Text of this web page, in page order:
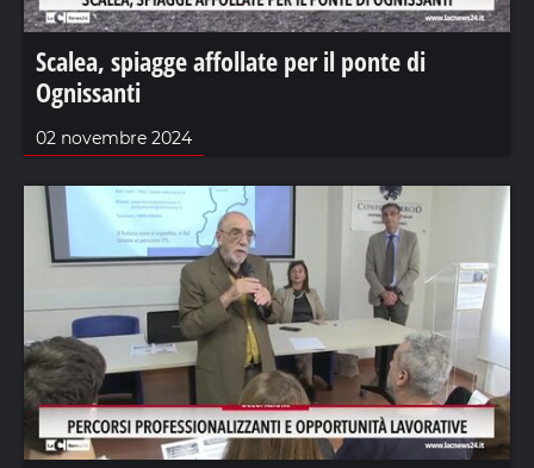
Scalea, spiagge affollate per il ponte di
Ognissanti
02 novembre 2024